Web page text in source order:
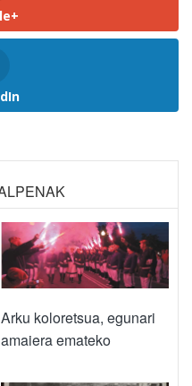
Arku koloretsua, egunari
amaiera emateko